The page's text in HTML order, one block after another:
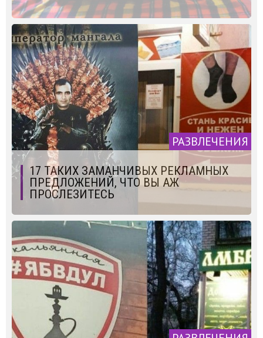
РАЗВЛЕЧЕНИЯ
17 ТАКИХ ЗАМАНЧИВЫХ РЕКЛАМНЫХ
ПРЕДЛОЖЕНИЙ, ЧТО ВЫ АЖ
ПРОСЛЕЗИТЕСЬ